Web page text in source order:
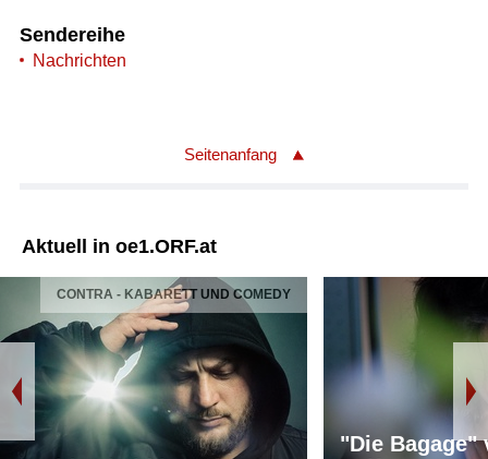
Sendereihe
Nachrichten
Seitenanfang
Aktuell in oe1.ORF.at
CONTRA - KABARETT UND COMEDY
"Die Bagage"